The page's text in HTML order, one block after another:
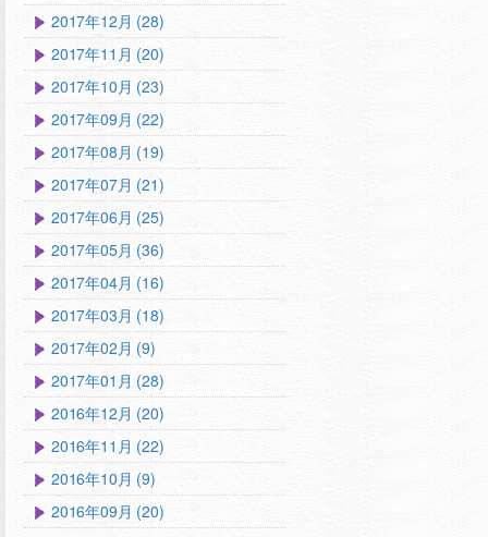
2017年12月 (28)
2017年11月 (20)
2017年10月 (23)
2017年09月 (22)
2017年08月 (19)
2017年07月 (21)
2017年06月 (25)
2017年05月 (36)
2017年04月 (16)
2017年03月 (18)
2017年02月 (9)
2017年01月 (28)
2016年12月 (20)
2016年11月 (22)
2016年10月 (9)
2016年09月 (20)